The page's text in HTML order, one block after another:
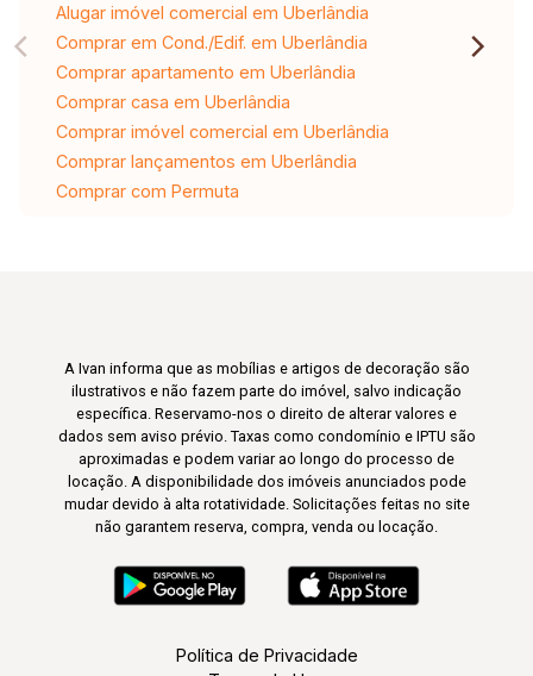
Alugar imóvel comercial em Uberlândia
Comprar em Cond./Edif. em Uberlândia
Comprar apartamento em Uberlândia
Comprar casa em Uberlândia
Comprar imóvel comercial em Uberlândia
Comprar lançamentos em Uberlândia
Comprar com Permuta
A Ivan informa que as mobílias e artigos de decoração são
ilustrativos e não fazem parte do imóvel, salvo indicação
específica. Reservamo-nos o direito de alterar valores e
dados sem aviso prévio. Taxas como condomínio e IPTU são
aproximadas e podem variar ao longo do processo de
locação. A disponibilidade dos imóveis anunciados pode
mudar devido à alta rotatividade. Solicitações feitas no site
não garantem reserva, compra, venda ou locação.
Política de Privacidade